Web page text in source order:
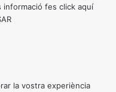
informació fes click aquí
la vostra experiència